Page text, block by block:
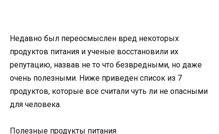
Недавно был переосмыслен вред некоторых
продуктов питания и ученые восстановили их
репутацию, назвав не то что безвредными, но даже
очень полезными. Ниже приведен список из 7
продуктов, которые все считали чуть ли не опасными
для человека.
Полезные продукты питания